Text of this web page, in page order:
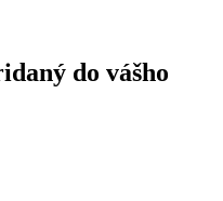
do vášho